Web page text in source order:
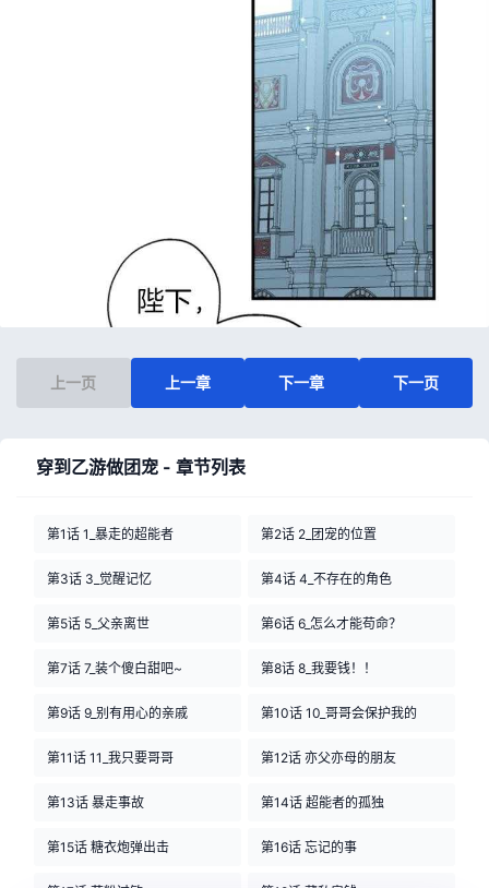
上一页 上一章 下一章 下一页
穿到乙游做团宠 - 章节列表
第1话 1_暴走的超能者 第2话 2_团宠的位置
第3话 3_觉醒记忆 第4话 4_不存在的角色
第5话 5_父亲离世 第6话 6_怎么才能苟命？
第7话 7_装个傻白甜吧~ 第8话 8_我要钱！！
第9话 9_别有用心的亲戚 第10话 10_哥哥会保护我的
第11话 11_我只要哥哥 第12话 亦父亦母的朋友
第13话 暴走事故 第14话 超能者的孤独
第15话 糖衣炮弹出击 第16话 忘记的事